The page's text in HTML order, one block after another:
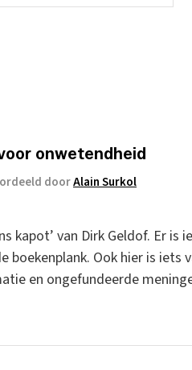
onwetendheid
doorAlain Surkol
kapot’ van Dirk Geldof. Er
boekenplank. Ook hier is
en ongefundeerde